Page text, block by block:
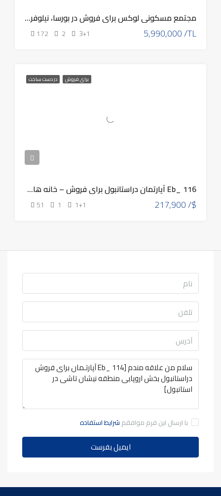
مجتمع مسکونی لوکس برای فروش در بورسا، نیلوفر Eb – 254
5,990,000 /TL
3+1
2
172
برای فروش در دست ساخت
Eb_ 116 آپارتمان دراستانبول برای فروش – خانه های لوکس برای فروش در منطقه مالتپه استانبول آسیایی
217,900 /$
1+1
1
51
با ارسال این فرم موافقم شرایط استفاده
ایمیل بفرست